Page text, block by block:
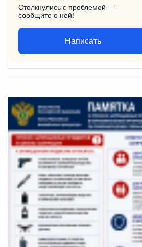
Столкнулись с проблемой —
сообщите о ней!
Написать